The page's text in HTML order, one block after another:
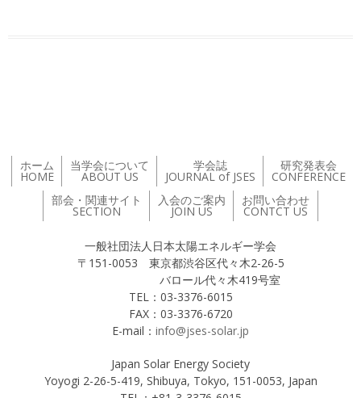
ホーム
HOME
当学会について
ABOUT US
学会誌
JOURNAL of JSES
研究発表会
CONFERENCE
部会・関連サイト
SECTION
入会のご案内
JOIN US
お問い合わせ
CONTCT US
一般社団法人日本太陽エネルギー学会
〒151-0053 東京都渋谷区代々木2-26-5
バロール代々木419号室
TEL：03-3376-6015
FAX：03-3376-6720
E-mail： info@jses-solar.jp
Japan Solar Energy Society
Yoyogi 2-26-5-419, Shibuya, Tokyo, 151-0053, Japan